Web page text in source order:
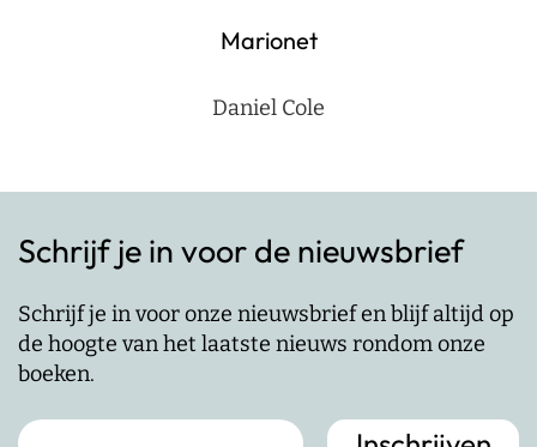
Marionet
Daniel Cole
Schrijf je in voor de nieuwsbrief
Schrijf je in voor onze nieuwsbrief en blijf altijd op
de hoogte van het laatste nieuws rondom onze
boeken.